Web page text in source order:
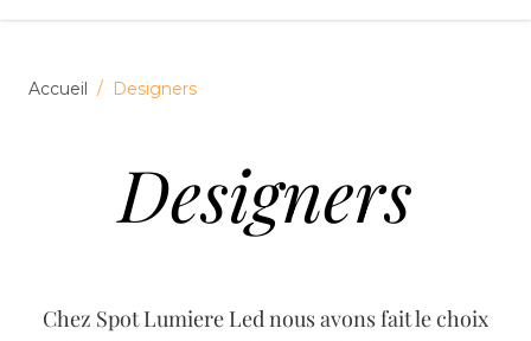
Accueil / Designers
Designers
Chez Spot Lumiere Led nous avons fait le choix